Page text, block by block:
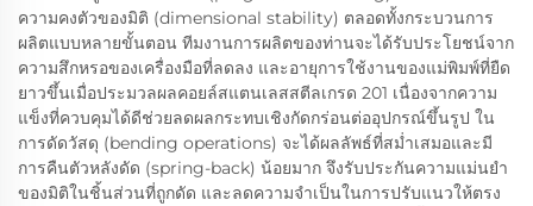
ความคงตัวของมิติ (dimensional stability) ตลอดทั้งกระบวนการ
ผลิตแบบหลายขั้นตอน ทีมงานการผลิตของท่านจะได้รับประโยชน์จาก
ความสึกหรอของเครื่องมือที่ลดลง และอายุการใช้งานของแม่พิมพ์ที่ยืด
ยาวขึ้นเมื่อประมวลผลคอยล์สแตนเลสสตีลเกรด 201 เนื่องจากความ
แข็งที่ควบคุมได้ดีช่วยลดผลกระทบเชิงกัดกร่อนต่ออุปกรณ์ขึ้นรูป ใน
การดัดวัสดุ (bending operations) จะได้ผลลัพธ์ที่สม่ำเสมอและมี
การคืนตัวหลังดัด (spring-back) น้อยมาก จึงรับประกันความแม่นยำ
ของมิติในชิ้นส่วนที่ถูกดัด และลดความจำเป็นในการปรับแนวให้ตรง